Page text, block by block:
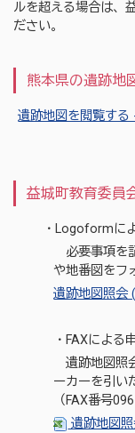
ルを超える場合は、
ださい。
熊本県の遺跡地
遺跡地図を閲覧す
益城町教育委員
・Logoformに
必要事項を
や地番図をフ
遺跡地図照
・FAXによる
遺跡地図照
ーカーを引い
（FAX番号
遺跡地図